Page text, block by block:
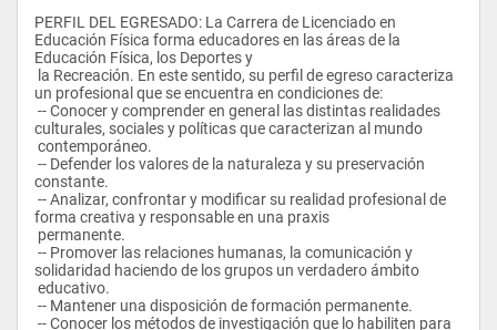
PERFIL DEL EGRESADO: La Carrera de Licenciado en
Educación Física forma educadores en las áreas de la
Educación Física, los Deportes y
un profesional que se encuentra en condiciones de:
culturales, sociales y políticas que caracterizan al mundo
contemporáneo.
constante.
forma creativa y responsable en una praxis
permanente.
solidaridad haciendo de los grupos un verdadero ámbito
educativo.
-- Mantener una disposición de formación permanente.